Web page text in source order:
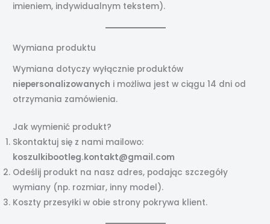
imieniem, indywidualnym tekstem).
Wymiana produktu
Wymiana dotyczy wyłącznie produktów
niepersonalizowanych i możliwa jest w ciągu 14 dni od
otrzymania zamówienia.
Jak wymienić produkt?
Skontaktuj się z nami mailowo:
koszulkibootleg.kontakt@gmail.com
Odeślij produkt na nasz adres, podając szczegóły
wymiany (np. rozmiar, inny model).
Koszty przesyłki w obie strony pokrywa klient.